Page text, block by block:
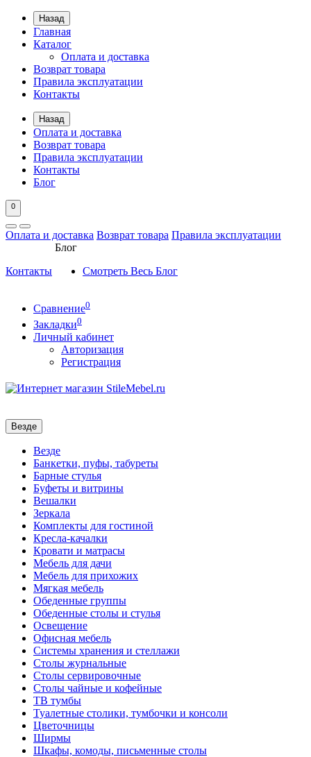
Назад
Главная
Каталог
Оплата и доставка
Возврат товара
Правила эксплуатации
Контакты
Назад
Оплата и доставка
Возврат товара
Правила эксплуатации
Контакты
Блог
0
Оплата и доставка Возврат товара Правила эксплуатации
Контакты
Блог
Смотреть Весь Блог
Сравнение0
Закладки0
Личный кабинет
Авторизация
Регистрация
Везде
Везде
Банкетки, пуфы, табуреты
Барные стулья
Буфеты и витрины
Вешалки
Зеркала
Комплекты для гостиной
Кресла-качалки
Кровати и матрасы
Мебель для дачи
Мебель для прихожих
Мягкая мебель
Обеденные группы
Обеденные столы и стулья
Освещение
Офисная мебель
Системы хранения и стеллажи
Столы журнальные
Столы сервировочные
Столы чайные и кофейные
ТВ тумбы
Туалетные столики, тумбочки и консоли
Цветочницы
Ширмы
Шкафы, комоды, письменные столы